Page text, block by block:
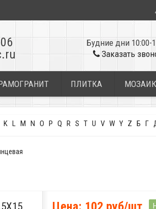
Будние дни 10:00-
Заказать
ПЛИТКА
K L M N O P Q R S T U V W Y Z Б Г